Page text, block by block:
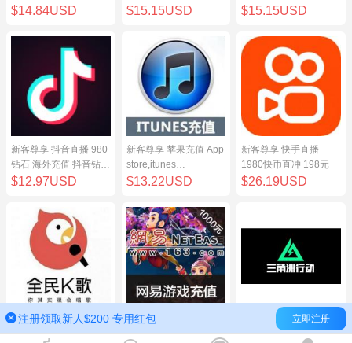
（原抖币）98元
$14.84USD
store,iphone,ipad中国
$15.15USD
K歌号充值）
$15.15USD
新客尊享 抖音直播 980
钻石 海外充值 抖音钻石
（原抖币）98元
$12.97USD
新客尊享 苹果充值 App
store,itunes
store,iphone,ipad中国
$13.22USD
新客尊享 快手直播
1980快币直冲 198元
$26.19USD
新客尊享 全民K歌100
元 1000K币（填写全民
网易点数1000元(可直
充/寄售) 网易一卡通
三角洲行动（腾讯国
服）
注册领取新人$200 专用红包 立即注册